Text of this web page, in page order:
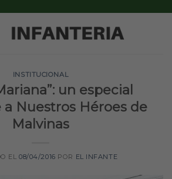
INSTITUCIONAL
un especial
Nuestros Héroes de
Malvinas
EL08/04/2016 POR EL INFANTE